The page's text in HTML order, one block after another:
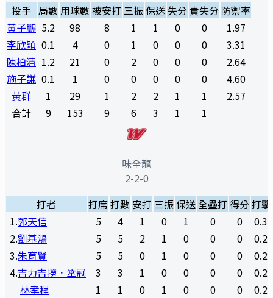
投手 局數 用球數 被安打 三振保送失分責失分 防禦率
黃子鵬 5.2 98 8 1 1 0 0
1.97
李欣穎 0.1 4 0 1 0 0 0
3.31
陳柏清 1.2 21 0 2 0 0 0
2.64
施子謙 0.1 1 0 0 0 0 0
4.60
黃群
1 29 1 2 2 1 1
2.57
合計
9 153 9 6 3 1 1
味全龍
2-2-0
打者
打席打數 安打 三振保送全壘打 得分打
1.郭天信 5 4 1 0 1 0 0
2.劉基鴻 5 5 2 1 0 0 0
3.朱育賢 5 5 0 1 0 0 0
4.吉力吉撈．鞏冠 3 3 1 0 0 0 0
林孝程
1 1 0 1 0 0 0